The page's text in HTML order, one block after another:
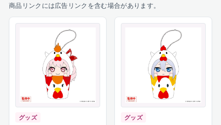
商品リンクには広告リンクを含む場合があります。
グッズ グッズ